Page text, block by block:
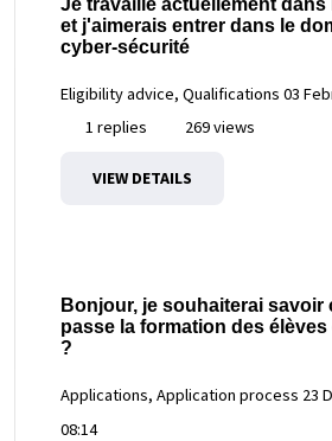
et j'aimerais entrer dans le
cyber-sécurité
Eligibility advice, Qualifications 03
1 replies
269 views
VIEW DETAILS
Bonjour, je souhaiterai savoir
passe la formation des
?
Applications, Application process 23
08:14